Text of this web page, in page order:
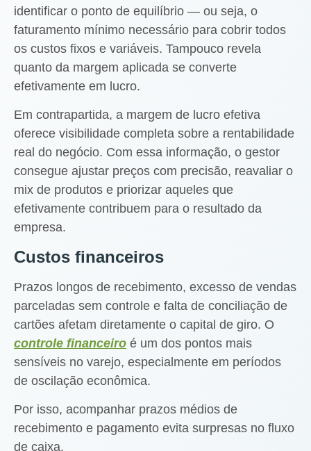
identificar o ponto de equilíbrio — ou seja, o
faturamento mínimo necessário para cobrir todos
os custos fixos e variáveis. Tampouco revela
quanto da margem aplicada se converte
efetivamente em lucro.
Em contrapartida, a margem de lucro efetiva
oferece visibilidade completa sobre a rentabilidade
real do negócio. Com essa informação, o gestor
consegue ajustar preços com precisão, reavaliar o
mix de produtos e priorizar aqueles que
efetivamente contribuem para o resultado da
empresa.
Custos financeiros
Prazos longos de recebimento, excesso de vendas
parceladas sem controle e falta de conciliação de
cartões afetam diretamente o capital de giro. O
controle financeiro é um dos pontos mais
sensíveis no varejo, especialmente em períodos
de oscilação econômica.
Por isso, acompanhar prazos médios de
recebimento e pagamento evita surpresas no fluxo
de caixa.